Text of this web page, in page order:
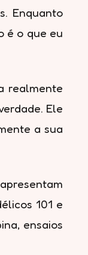
Enquanto
é o que eu
realmente
Ele
a sua
101 e
ensaios